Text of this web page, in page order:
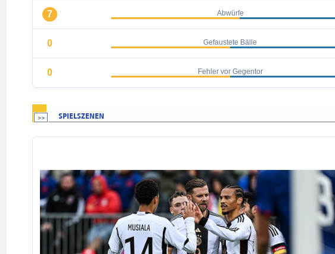
7 Abwürfe
0 Gefaustete Bälle
0 Fehler vor Gegentor